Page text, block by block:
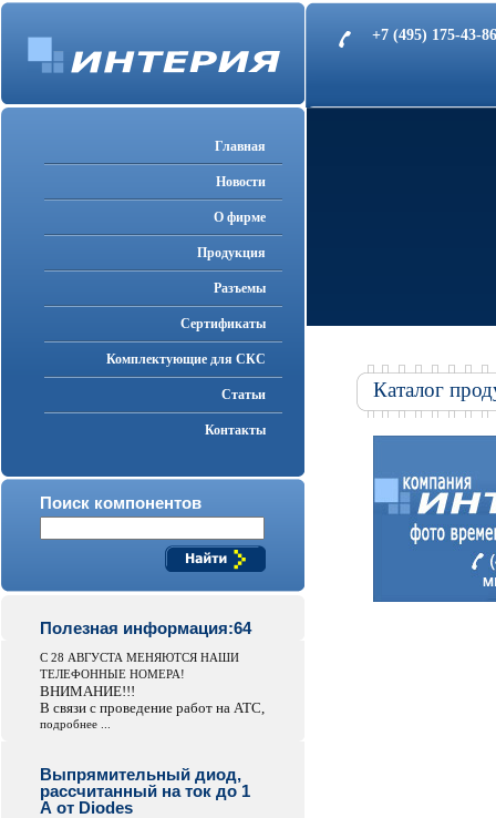
+7 (495) 175-43-
Главная
Новости
О фирме
Продукция
Разъемы
Cертификаты
Комплектующие для СКС
Статьи
Контакты
Поиск компонентов
Полезная информация:64
С 28 АВГУСТА МЕНЯЮТСЯ НАШИ
ТЕЛЕФОННЫЕ НОМЕРА!
ВНИМАНИЕ!!!
В связи с проведение работ на АТС,
подробнее ...
Выпрямительный диод,
рассчитанный на ток до 1
А от Diodes
Каталог